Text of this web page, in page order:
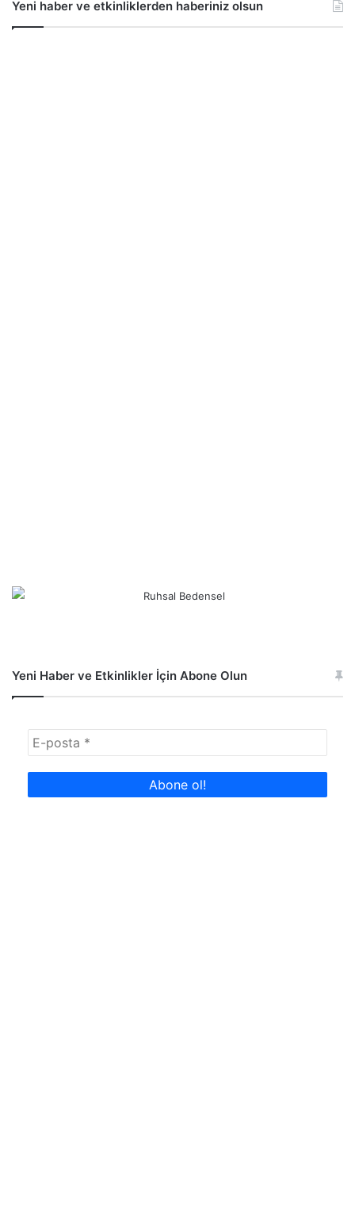
Yeni haber ve etkinliklerden haberiniz olsun
Yeni Haber ve Etkinlikler İçin Abone Olun